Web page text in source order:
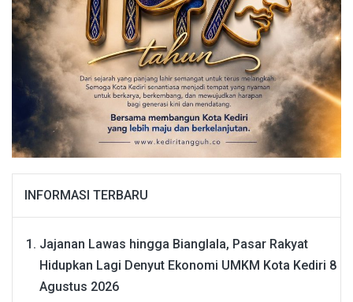
INFORMASI TERBARU
Jajanan Lawas hingga Bianglala, Pasar Rakyat
Hidupkan Lagi Denyut Ekonomi UMKM Kota Kediri 8
Agustus 2026